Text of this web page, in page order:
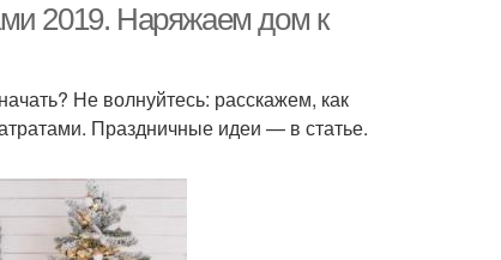
2019. Наряжаем дом к
Не волнуйтесь: расскажем, как
Праздничные идеи — в статье.